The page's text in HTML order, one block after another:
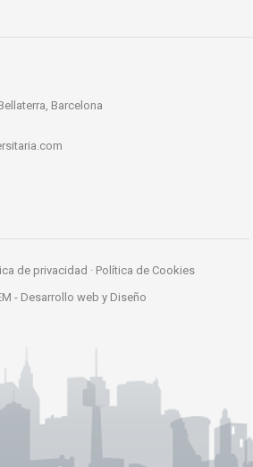
Barcelona
de privacidad · Política de Cookies
- Desarrollo web y Diseño